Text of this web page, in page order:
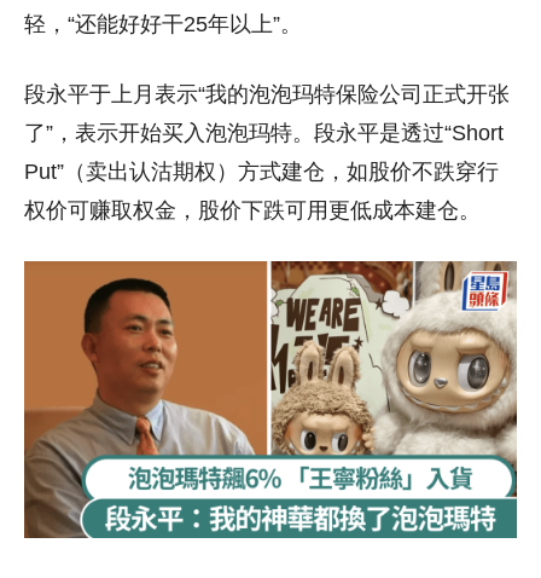
轻，“还能好好干25年以上”。
段永平于上月表示“我的泡泡玛特保险公司正式开张
了”，表示开始买入泡泡玛特。段永平是透过“Short
Put”（卖出认沽期权）方式建仓，如股价不跌穿行
权价可赚取权金，股价下跌可用更低成本建仓。